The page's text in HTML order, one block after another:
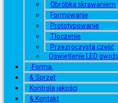
Obróbka skrawaniem
Formowanie
Prototypowanie
Tłoczenie
Przezroczysta część
Oświetlenie LED
-Forma.
& Sprzęt
Kontrola jakości
& Kontakt